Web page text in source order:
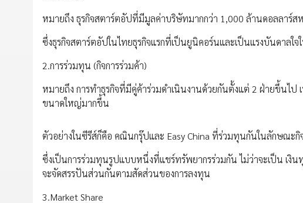
หมายถึง ธุรกิจสตาร์ตอัปที่มีมูลค่าบริษัทมากกว่า 1,000 ล้านดอลลาร์
ซึ่งธุรกิจสตาร์ตอัปในไทยธุรกิจแรกที่เป็นยูนิคอร์นและเป็นแรงบันดาลใจ
2.การร่วมทุน (กิจการร่วมค้า)
หมายถึง การทำธุรกิจที่มีคู่ค้าร่วมดำเนินงานด้วยกันตั้งแต่ 2 ฝ่ายขึ้นไป
ขนาดใหญ่มากขึ้น
ตัวอย่างในซีรีส์ก็คือ คณินกรุ๊ปและ Easy China ที่ร่วมทุนกันในลักษณะกิ
ซึ่งเป็นการร่วมทุนรูปแบบหนึ่งที่แชร์ทรัพยากรร่วมกัน ไม่ว่าจะเป็น เงิ
จะจัดสรรปันส่วนกันตามสัดส่วนของการลงทุน
3.Market Share